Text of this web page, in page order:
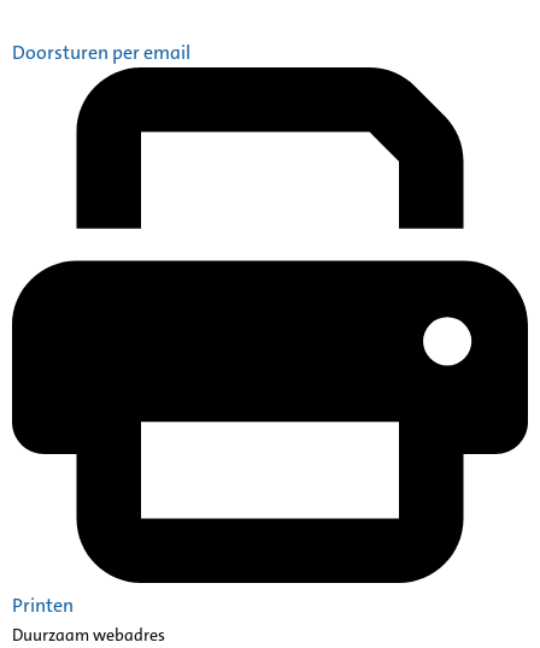
Doorsturen per email
Printen
Duurzaam webadres